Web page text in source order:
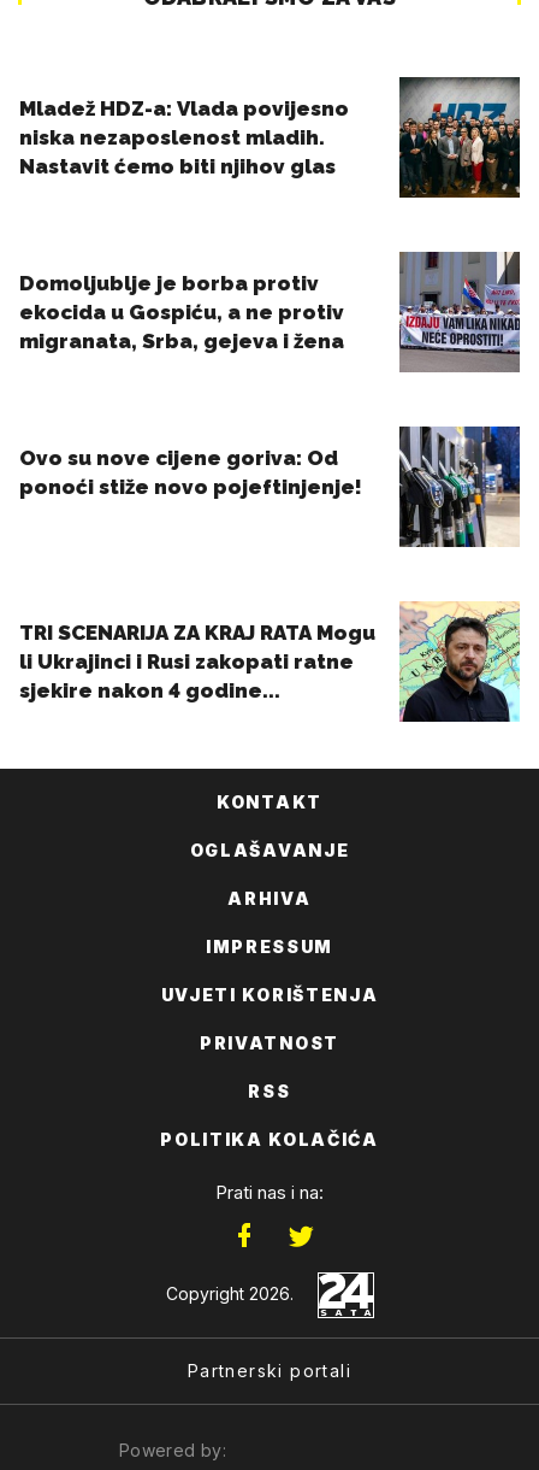
KONTAKT
OGLAŠAVANJE
ARHIVA
IMPRESSUM
UVJETI KORIŠTENJA
PRIVATNOST
RSS
POLITIKA KOLAČIĆA
Prati nas i na:
Copyright 2026.
Partnerski portali
Powered by: